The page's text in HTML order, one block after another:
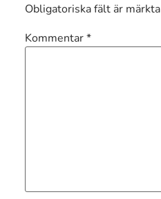
Obligatoriska fält är märkta
Kommentar*